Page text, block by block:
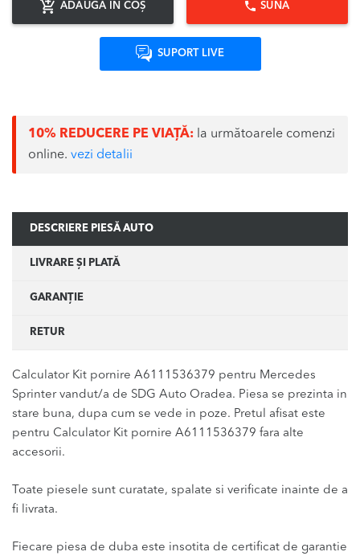
ADAUGĂ ÎN COȘ SUNĂ
SUPORT LIVE
10% REDUCERE PE VIAȚĂ: la următoarele comenzi
online. vezi detalii
DESCRIERE PIESĂ AUTO
LIVRARE ȘI PLATĂ
GARANȚIE
RETUR
Calculator Kit pornire A6111536379 pentru Mercedes
Sprinter vandut/a de SDG Auto Oradea. Piesa se prezinta in
stare buna, dupa cum se vede in poze. Pretul afisat este
pentru Calculator Kit pornire A6111536379 fara alte
accesorii.
Toate piesele sunt curatate, spalate si verificate inainte de a
fi livrata.
Fiecare piesa de duba este insotita de certificat de garantie